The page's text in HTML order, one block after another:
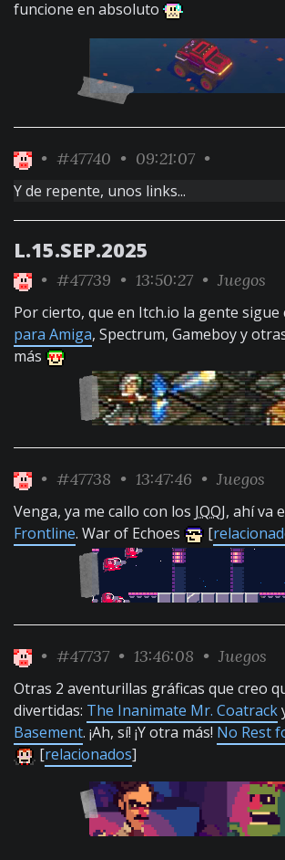
funcione en absoluto
• #47740 • 09:21:07 •
Y de repente, unos links...
L.15.SEP.2025
• #47739 • 13:50:27 • Juegos
Por cierto, que en Itch.io la gente
para Amiga, Spectrum, Gameboy y
más
• #47738 • 13:47:46 • Juegos
Venga, ya me callo con los JQQJ, ahí va
Frontline. War of Echoes [
• #47737 • 13:46:08 • Juegos
Otras 2 aventurillas gráficas que creo
divertidas: The Inanimate Mr. Coatrack
Basement. ¡Ah, sí! ¡Y otra más! No Rest
[relacionados]